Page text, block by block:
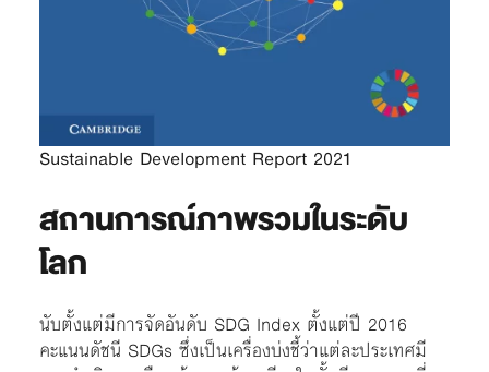
Sustainable Development Report 2021
สถานการณ์ภาพรวมในระดับ
โลก
นับตั้งแต่มีการจัดอันดับ SDG Index ตั้งแต่ปี 2016
คะแนนดัชนี SDGs ซึ่งเป็นเครื่องบ่งชี้ว่าแต่ละประเทศมี